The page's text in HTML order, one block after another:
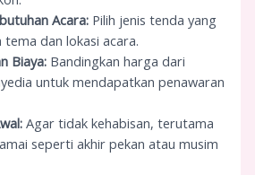
Acara: Pilih jenis tenda yang
tema dan lokasi acara.
Biaya: Bandingkan harga dari
untuk mendapatkan penawaran
Agar tidak kehabisan, terutama
seperti akhir pekan atau musim